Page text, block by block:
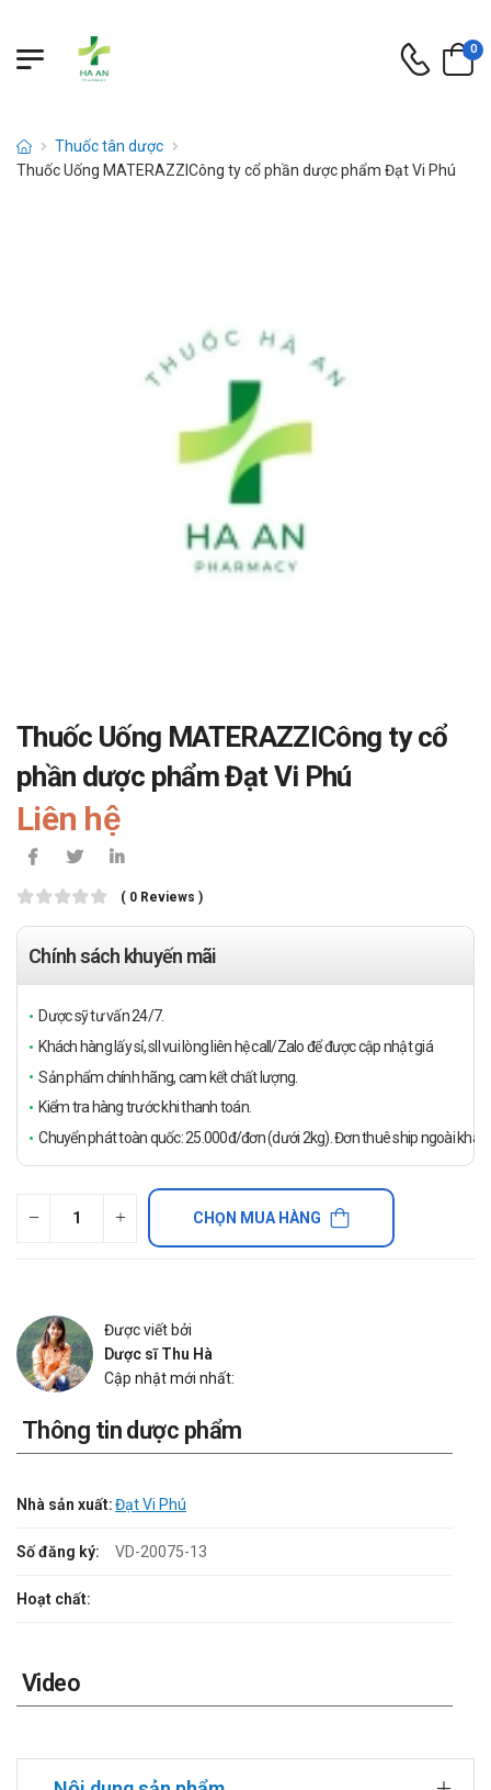
0
Thuốc tân dược
Thuốc Uống MATERAZZICông ty cổ phần dược phẩm Đạt Vi Phú
Thuốc Uống MATERAZZICông ty cổ
phần dược phẩm Đạt Vi Phú
Liên hệ
( 0 Reviews )
Chính sách khuyến mãi
Dược sỹ tư vấn 24/7.
Khách hàng lấy sỉ, sll vui lòng liên hệ call/Zalo để được cập nhật giá
Sản phẩm chính hãng, cam kết chất lượng.
Kiểm tra hàng trước khi thanh toán.
Chuyển phát toàn quốc: 25.000đ/đơn (dưới 2kg). Đơn thuê ship ngoài
CHỌN MUA HÀNG
Được viết bởi
Dược sĩ Thu Hà
Cập nhật mới nhất:
Thông tin dược phẩm
Nhà sản xuất:Đạt Vi Phú
Số đăng ký: VD-20075-13
Hoạt chất:
Video